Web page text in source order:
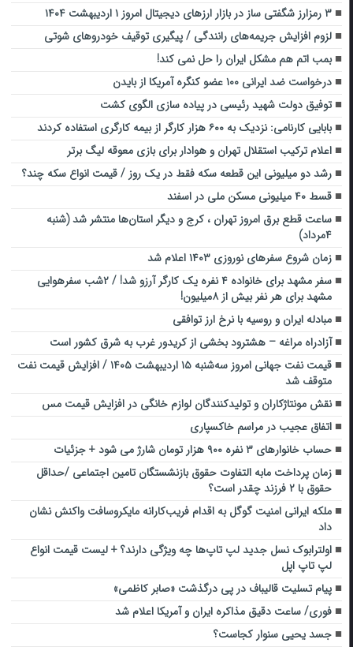
۳ رمزارز شگفتی ساز در بازار ارز‌های دیجیتال امروز ۱ اردیبهشت ۱۴۰۴
لزوم افزایش جریمه‌های رانندگی / پیگیری توقیف خودروهای شوتی
بمب اتم هم مشکل ایران را حل نمی کند!
درخواست ضد ایرانی ۱۰۰ عضو کنگره آمریکا از بایدن
توفیق دولت شهید رئیسی در پیاده‌ سازی الگوی کشت
بابایی کارنامی: نزدیک به ۶۰۰ هزار کارگر از بیمه کارگری استفاده کردند
اعلام ترکیب استقلال تهران و هوادار برای بازی معوقه لیگ برتر
رشد دو میلیونی این قطعه سکه فقط در یک روز / قیمت انواع سکه چند؟
قسط ۴۰ میلیونی مسکن ملی در اسفند
ساعت قطع برق امروز تهران ، کرج و دیگر استان‌ها منتشر شد (شنبه
۴مرداد)
زمان شروع سفرهای نوروزی ۱۴۰۳ اعلام شد
سفر مشهد برای خانواده ۴ نفره یک کارگر آرزو شد! / ۲شب سفرهوایی
مشهد برای هر نفر بیش از ۸میلیون!
مبادله ایران و روسیه با نرخ ارز توافقی
آزادراه مراغه – هشترود بخشی از کریدور غرب به شرق کشور است
قیمت نفت جهانی امروز سه‌شنبه ۱۵ اردیبهشت ۱۴۰۵ / افزایش قیمت نفت
متوقف شد
نقش مونتاژکاران و تولیدکنندگان لوازم خانگی در افزایش قیمت مس
اتفاق عجیب در مراسم خاکسپاری
حساب خانوارهای ۳ نفره ۹۰۰ هزار تومان شارژ می شود + جزئیات
زمان پرداخت مابه التفاوت حقوق بازنشستگان تامین اجتماعی /حداقل
حقوق با ۲ فرزند چقدر است؟
ملکه ایرانی امنیت گوگل به اقدام فریب‌کارانه مایکروسافت واکنش نشان
داد
اولترابوک نسل جدید لپ تاپ‌ها چه ویژگی دارند؟ + لیست قیمت انواع
لپ تاپ اپل
پیام تسلیت قالیباف در پی درگذشت «صابر کاظمی»
فوری/ ساعت دقیق مذاکره ایران و آمریکا اعلام شد
جسد یحیی سنوار کجاست؟